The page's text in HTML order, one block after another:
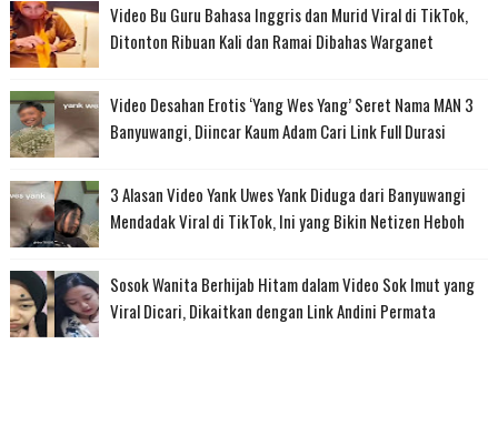
Video Bu Guru Bahasa Inggris dan Murid Viral di TikTok,
Ditonton Ribuan Kali dan Ramai Dibahas Warganet
Video Desahan Erotis ‘Yang Wes Yang’ Seret Nama MAN 3
Banyuwangi, Diincar Kaum Adam Cari Link Full Durasi
3 Alasan Video Yank Uwes Yank Diduga dari Banyuwangi
Mendadak Viral di TikTok, Ini yang Bikin Netizen Heboh
Sosok Wanita Berhijab Hitam dalam Video Sok Imut yang
Viral Dicari, Dikaitkan dengan Link Andini Permata